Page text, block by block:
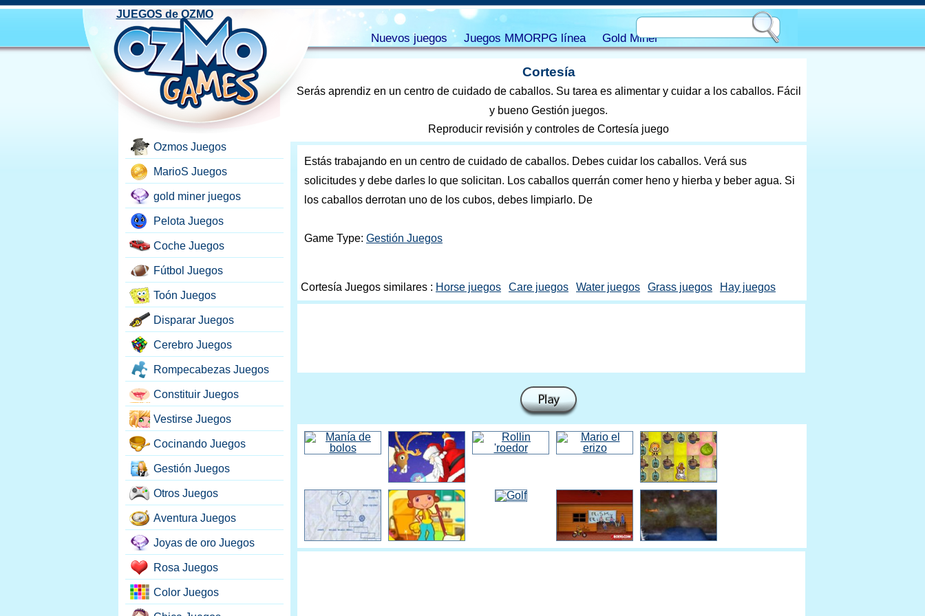
Cortesía
Serás aprendiz en un centro de cuidado de caballos. Su tarea es alimentar y cuidar a los caballos. Fácil
y bueno Gestión juegos.
Reproducir revisión y controles de Cortesía juego
Estás trabajando en un centro de cuidado de caballos. Debes cuidar los caballos. Verá sus
solicitudes y debe darles lo que solicitan. Los caballos querrán comer heno y hierba y beber agua. Si
los caballos derrotan uno de los cubos, debes limpiarlo. De
Game Type: Gestión Juegos
Cortesía Juegos similares : Horse juegos Care juegos Water juegos Grass juegos Hay juegos
Ozmos Juegos
MarioS Juegos
gold miner juegos
Pelota Juegos
Coche Juegos
Fútbol Juegos
Toón Juegos
Disparar Juegos
Cerebro Juegos
Rompecabezas Juegos
Constituir Juegos
Vestirse Juegos
Cocinando Juegos
Gestión Juegos
Otros Juegos
Aventura Juegos
Joyas de oro Juegos
Rosa Juegos
Color Juegos
JUEGOS de OZMO
Nuevos juegos Juegos MMORPG línea Gold Miner